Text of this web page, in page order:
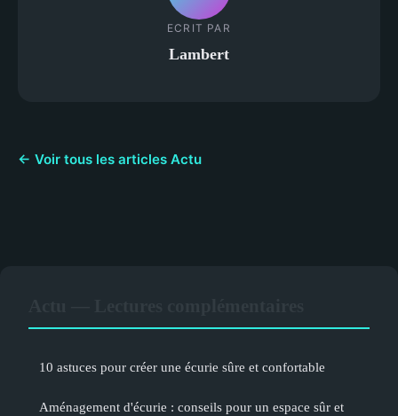
ECRIT PAR
Lambert
← Voir tous les articles Actu
10 astuces pour créer une écurie sûre et confortable
Aménagement d'écurie : conseils pour un espace sûr et